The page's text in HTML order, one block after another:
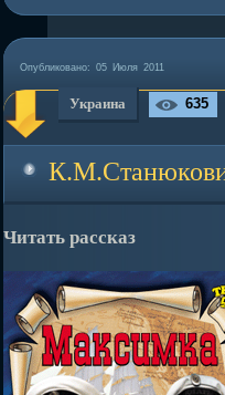
Опубликовано: 05 Июля 2011
Украина 635
Читать рассказ